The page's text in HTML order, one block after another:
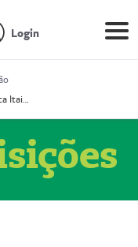
Login
Prestador Clínica Itaipú Ltda (51004348-2)